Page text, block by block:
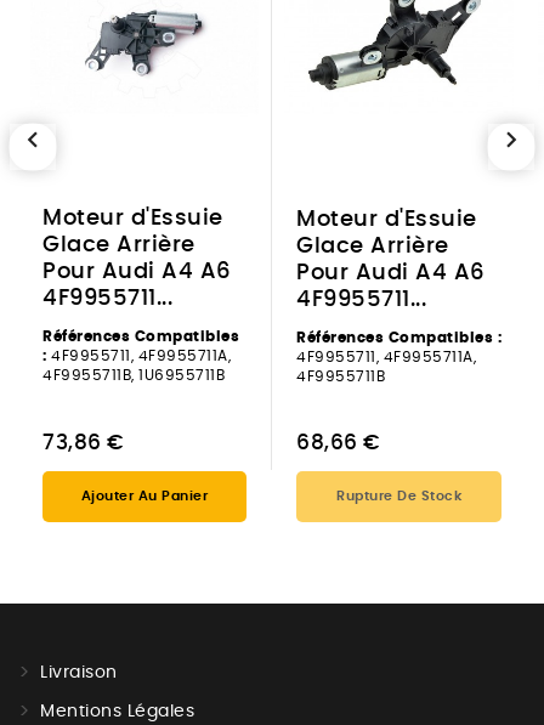
Moteur d'Essuie
Glace Arrière
Pour Audi A4 A6
4F9955711...
Références Compatibles
: 4F9955711, 4F9955711A,
4F9955711B, 1U6955711B
73,86 €
Ajouter Au Panier
Moteur d'Essuie
Glace Arrière
Pour Audi A4 A6
4F9955711...
Références Compatibles :
4F9955711, 4F9955711A,
4F9955711B
68,66 €
Rupture De Stock
chevron_left chevron_right
Livraison
Mentions Légales